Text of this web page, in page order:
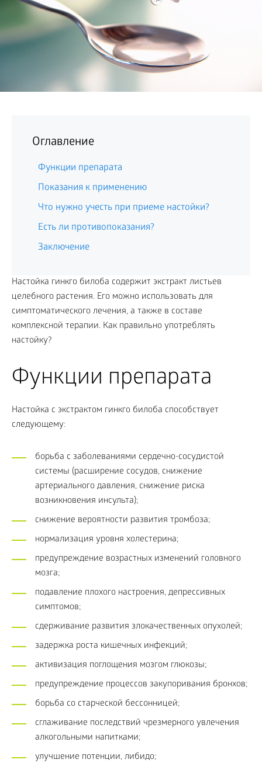
Оглавление
Функции препарата
Показания к применению
Что нужно учесть при приеме настойки?
Есть ли противопоказания?
Заключение
Настойка гинкго билоба содержит экстракт листьев
целебного растения. Его можно использовать для
симптоматического лечения, а также в составе
комплексной терапии. Как правильно употреблять
настойку?
Функции препарата
Настойка с экстрактом гинкго билоба способствует
следующему:
борьба с заболеваниями сердечно-сосудистой
системы (расширение сосудов, снижение
артериального давления, снижение риска
возникновения инсульта);
снижение вероятности развития тромбоза;
нормализация уровня холестерина;
предупреждение возрастных изменений головного
мозга;
подавление плохого настроения, депрессивных
симптомов;
сдерживание развития злокачественных опухолей;
задержка роста кишечных инфекций;
активизация поглощения мозгом глюкозы;
предупреждение процессов закупоривания бронхов;
борьба со старческой бессонницей;
сглаживание последствий чрезмерного увлечения
алкогольными напитками;
улучшение потенции, либидо;